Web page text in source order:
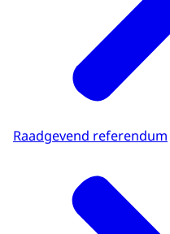
Raadgevend referendum